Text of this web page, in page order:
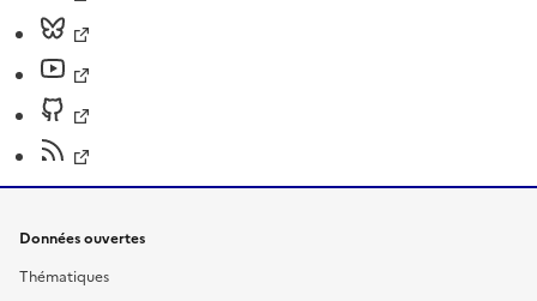
Données ouvertes
Thématiques